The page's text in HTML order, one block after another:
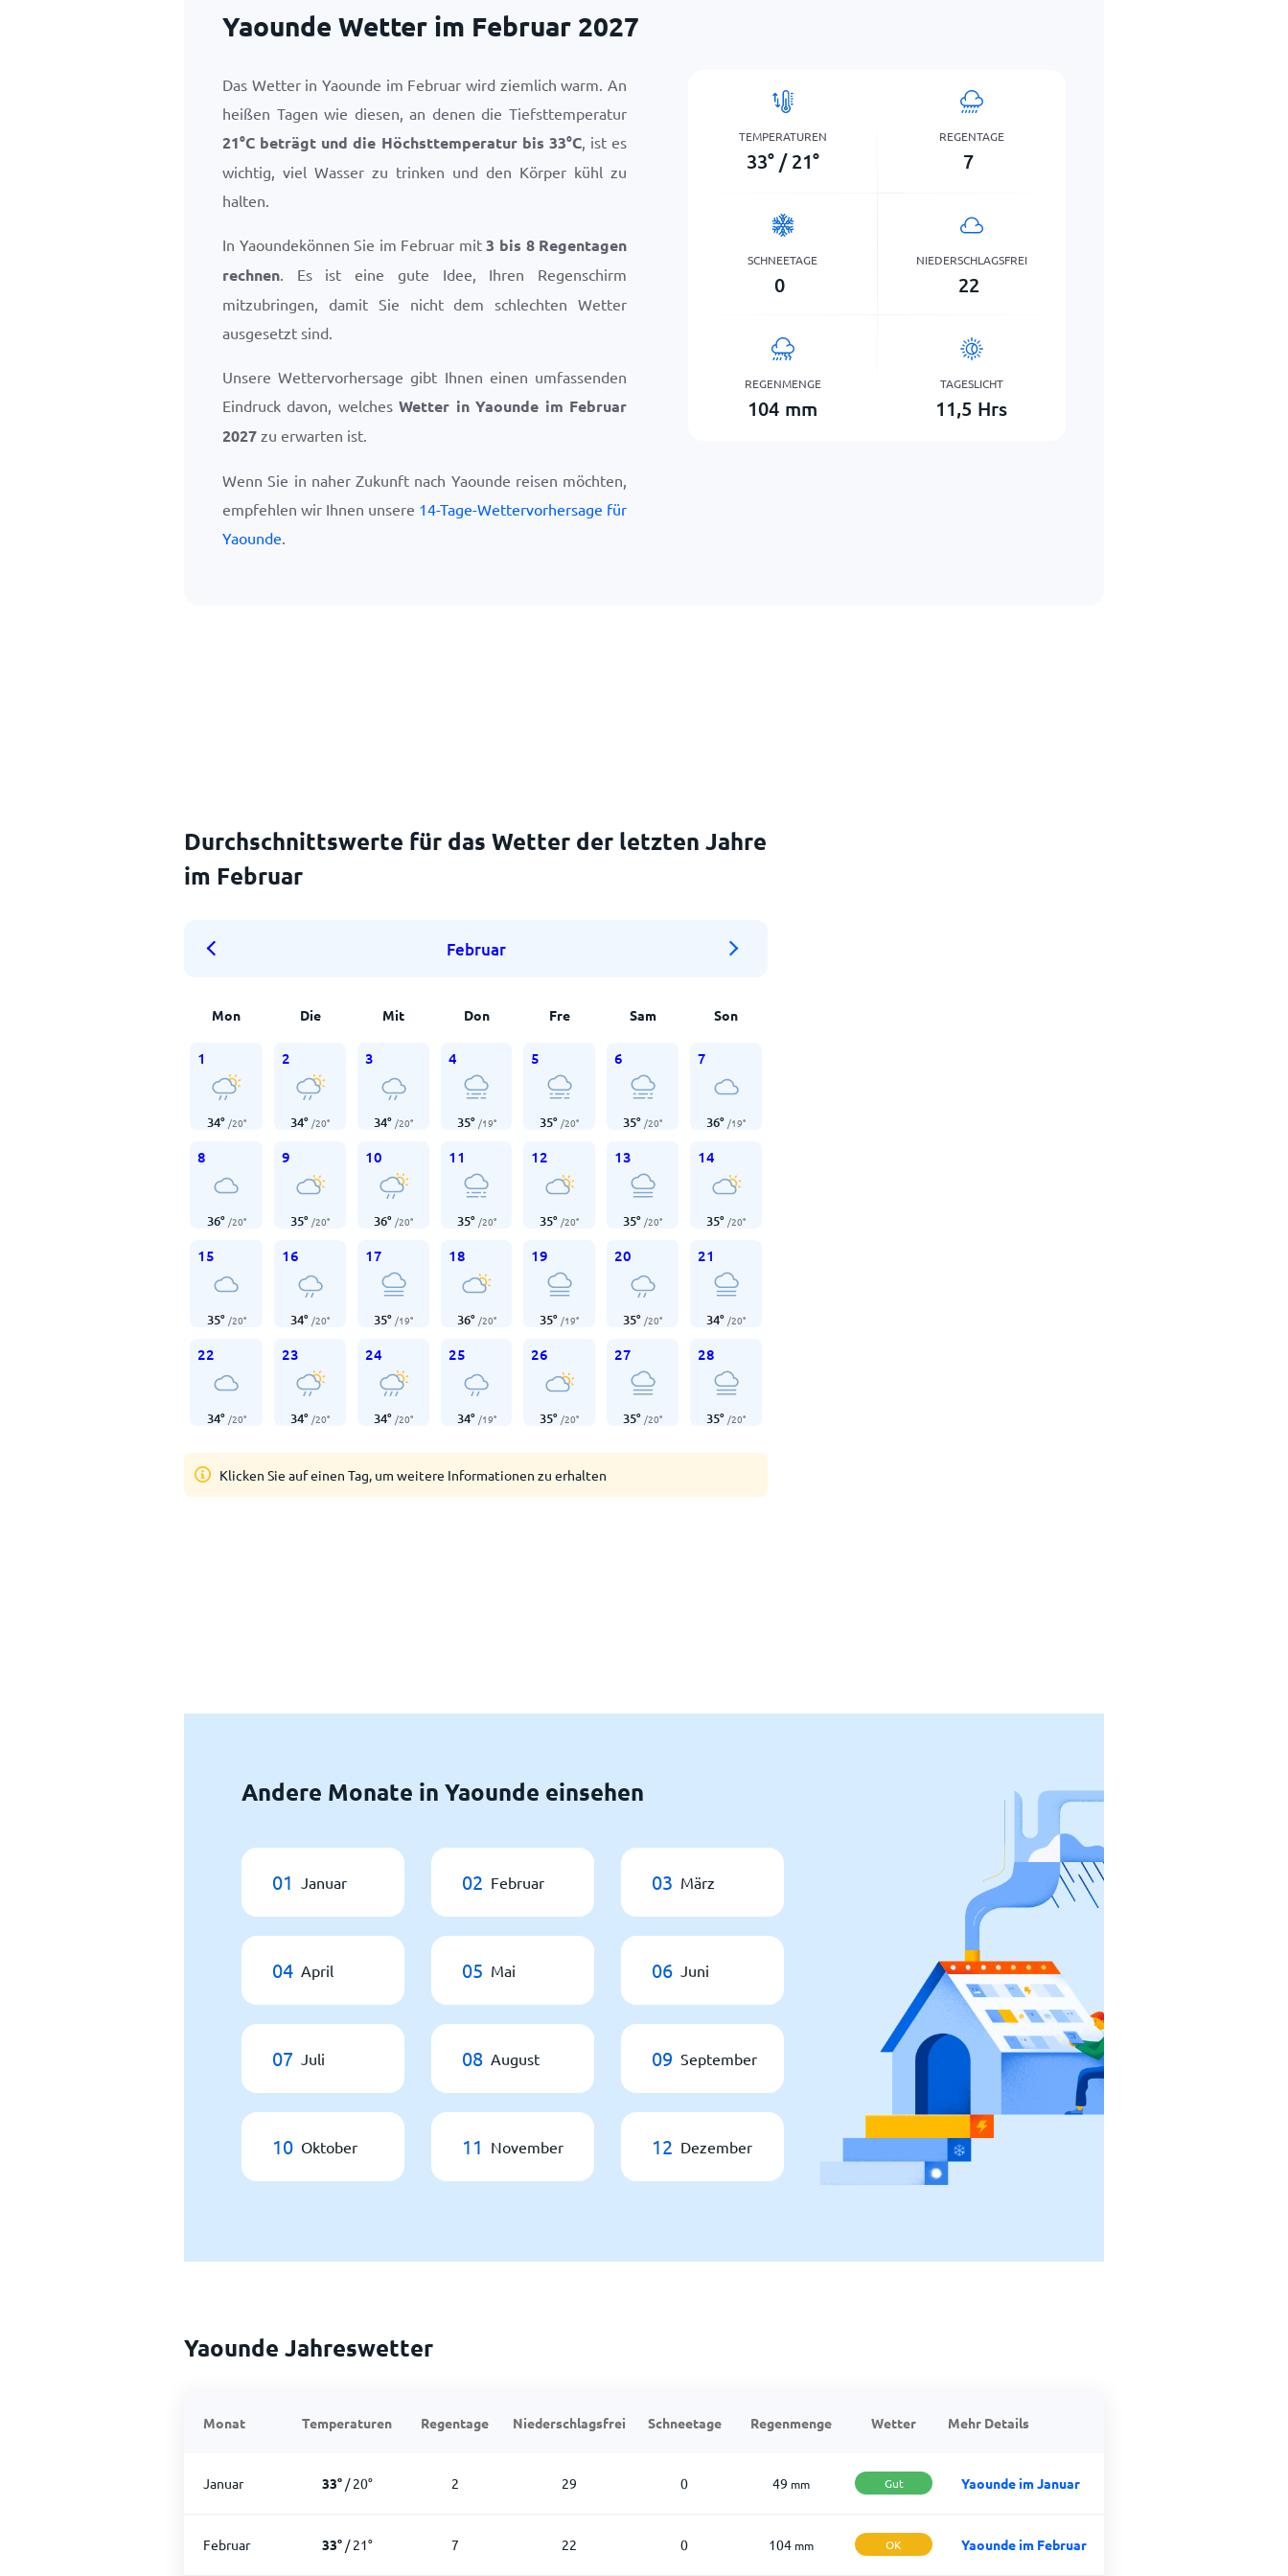
Yaounde Wetter im Februar 2027
Das Wetter in Yaounde im Februar wird ziemlich warm. An
heißen Tagen wie diesen, an denen die Tiefsttemperatur
21°C beträgt und die Höchsttemperatur bis 33°C, ist es
wichtig, viel Wasser zu trinken und den Körper kühl zu
halten.
In Yaoundekönnen Sie im Februar mit3 bis 8 Regentagen
rechnen. Es ist eine gute Idee, Ihren Regenschirm
mitzubringen, damit Sie nicht dem schlechten Wetter
ausgesetzt sind.
Unsere Wettervorhersage gibt Ihnen einen umfassenden
Eindruck davon, welchesWetter in Yaounde im Februar
2027 zu erwarten ist.
Wenn Sie in naher Zukunft nach Yaounde reisen möchten,
empfehlen wir Ihnen unsere 14-Tage-Wettervorhersage für
Yaounde.
TEMPERATUREN
33° / 21°
REGENTAGE
7
SCHNEETAGE
0
NIEDERSCHLAGSFREI
22
REGENMENGE
104 mm
TAGESLICHT
11,5 Hrs
Durchschnittswerte für das Wetter der letzten Jahre
im Februar
Februar
Mon Die Mit Don Fre Sam Son
1
34° /20°
2
34° /20°
3
34° /20°
4
35° /19°
5
35° /20°
6
35° /20°
7
36° /19°
8
36° /20°
9
35° /20°
10
36° /20°
11
35° /20°
12
35° /20°
13
35° /20°
14
35° /20°
15
35° /20°
16
34° /20°
17
35° /19°
18
36° /20°
19
35° /19°
20
35° /20°
21
34° /20°
22
34° /20°
23
34° /20°
24
34° /20°
25
34° /19°
26
35° /20°
27
35° /20°
28
35° /20°
Klicken Sie auf einen Tag, um weitere Informationen zu erhalten
Andere Monate in Yaounde einsehen
01 Januar 02 Februar 03 März
04 April 05 Mai 06 Juni
07 Juli 08 August 09 September
10 Oktober 11 November 12 Dezember
Yaounde Jahreswetter
Monat Temperaturen Regentage Niederschlagsfrei Schneetage Regenmenge Wetter Mehr Details
Januar 33°/20° 2 29 0 49 mm Gut Yaounde im Januar
Februar 33°/21° 7 22 0 104 mm OK Yaounde im Februar